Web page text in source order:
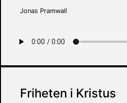
Jonas Pramwall
Friheten i Kristus